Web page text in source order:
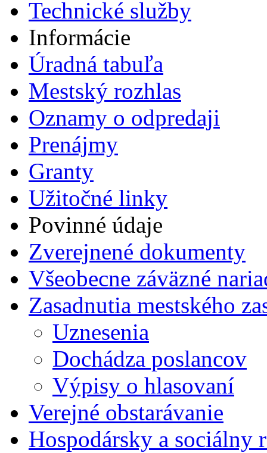
Technické služby
Informácie
Úradná tabuľa
Mestský rozhlas
Oznamy o odpredaji
Prenájmy
Granty
Užitočné linky
Povinné údaje
Zverejnené dokumenty
Všeobecne záväzné
Zasadnutia mestského
Uznesenia
Dochádza poslancov
Výpisy o hlasovaní
Verejné obstarávanie
Hospodársky a sociálny